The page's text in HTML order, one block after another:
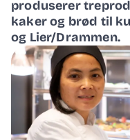
produserer
kaker og brød til
og Lier/Drammen.